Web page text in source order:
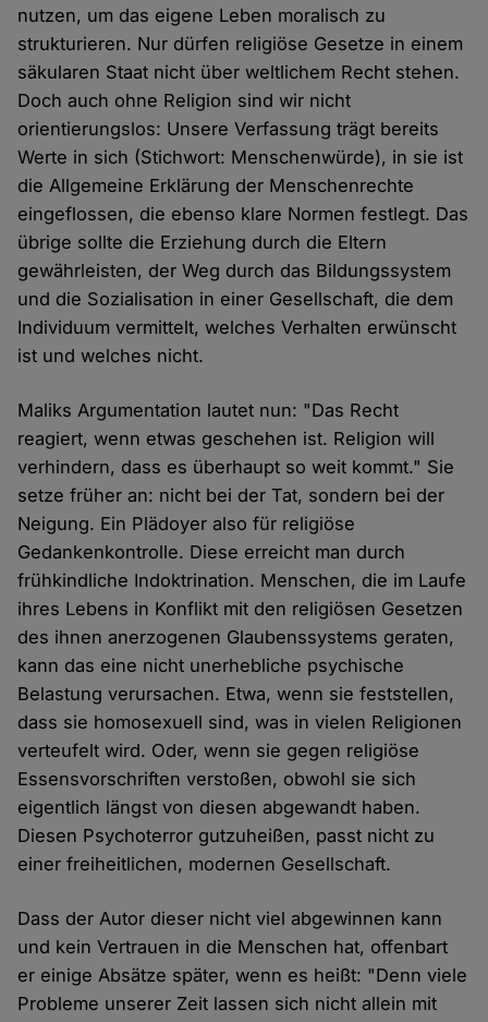
nutzen, um das eigene Leben moralisch zu
strukturieren. Nur dürfen religiöse Gesetze in einem
säkularen Staat nicht über weltlichem Recht stehen.
Doch auch ohne Religion sind wir nicht
orientierungslos: Unsere Verfassung trägt bereits
Werte in sich (Stichwort: Menschenwürde), in sie ist
die Allgemeine Erklärung der Menschenrechte
eingeflossen, die ebenso klare Normen festlegt. Das
übrige sollte die Erziehung durch die Eltern
gewährleisten, der Weg durch das Bildungssystem
und die Sozialisation in einer Gesellschaft, die dem
Individuum vermittelt, welches Verhalten erwünscht
ist und welches nicht.
Maliks Argumentation lautet nun: "Das Recht
reagiert, wenn etwas geschehen ist. Religion will
verhindern, dass es überhaupt so weit kommt." Sie
setze früher an: nicht bei der Tat, sondern bei der
Neigung. Ein Plädoyer also für religiöse
Gedankenkontrolle. Diese erreicht man durch
frühkindliche Indoktrination. Menschen, die im Laufe
ihres Lebens in Konflikt mit den religiösen Gesetzen
des ihnen anerzogenen Glaubenssystems geraten,
kann das eine nicht unerhebliche psychische
Belastung verursachen. Etwa, wenn sie feststellen,
dass sie homosexuell sind, was in vielen Religionen
verteufelt wird. Oder, wenn sie gegen religiöse
Essensvorschriften verstoßen, obwohl sie sich
eigentlich längst von diesen abgewandt haben.
Diesen Psychoterror gutzuheißen, passt nicht zu
einer freiheitlichen, modernen Gesellschaft.
Dass der Autor dieser nicht viel abgewinnen kann
und kein Vertrauen in die Menschen hat, offenbart
er einige Absätze später, wenn es heißt: "Denn viele
Probleme unserer Zeit lassen sich nicht allein mit